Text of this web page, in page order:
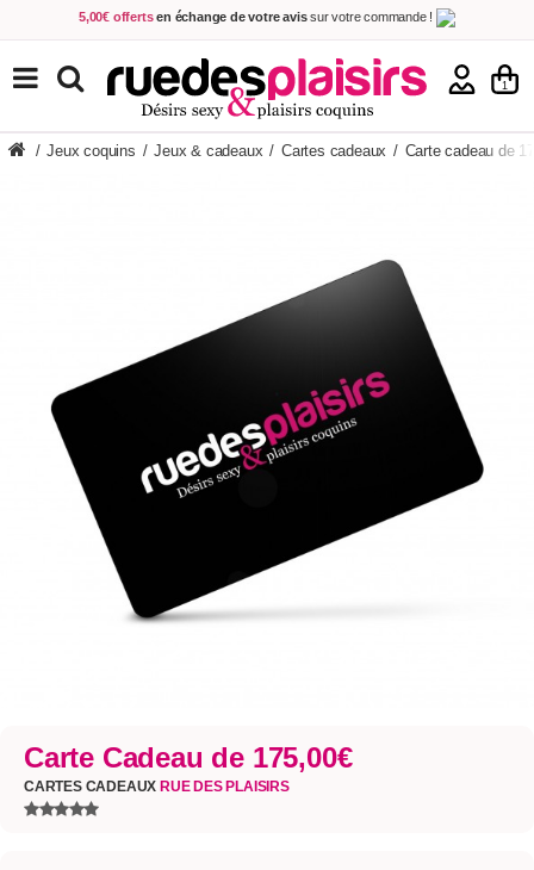
5,00€ offerts en échange de votre avissur votre commande !
Achetez aujourd'hui. Décidez quand payer !
Livraison en 48h
au prix de 2,90 € ! (Offerte dès 69,00€ d'achat)
1
TOUS NOS PRODUITS
/ Jeux coquins / Jeux & cadeaux / Cartes cadeaux / Carte cadeau de
Carte Cadeau de 175,00€
CARTES CADEAUX RUE DES PLAISIRS